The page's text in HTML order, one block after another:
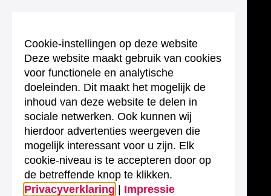
Cookie-instellingen op deze website
Deze website maakt gebruik van cookies
voor functionele en analytische
doeleinden. Dit maakt het mogelijk de
inhoud van deze website te delen in
sociale netwerken. Ook kunnen wij
hierdoor advertenties weergeven die
mogelijk interessant voor u zijn. Elk
cookie-niveau is te accepteren door op
de betreffende knop te klikken.
Privacyverklaring
Impressie